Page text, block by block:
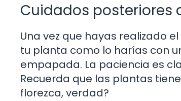
Cuidados posteriores
Una vez que hayas realizado
tu planta como lo harías con
empapada. La paciencia es
Recuerda que las plantas
florezca, verdad?